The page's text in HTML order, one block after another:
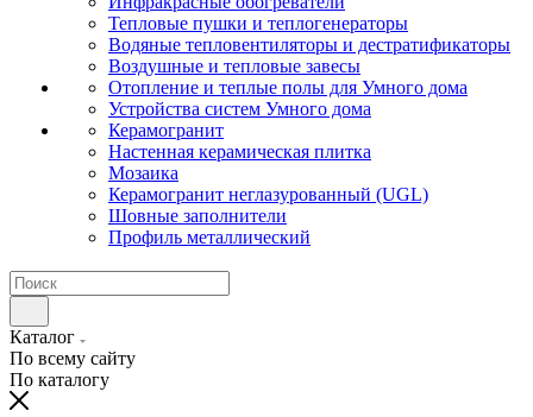
Тепловые пушки и теплогенераторы
Водяные тепловентиляторы и дестратификаторы
Воздушные и тепловые завесы
Отопление и теплые полы для Умного дома
Устройства систем Умного дома
Керамогранит
Настенная керамическая плитка
Мозаика
Керамогранит неглазурованный (UGL)
Шовные заполнители
Профиль металлический
Каталог
По всему сайту
По каталогу